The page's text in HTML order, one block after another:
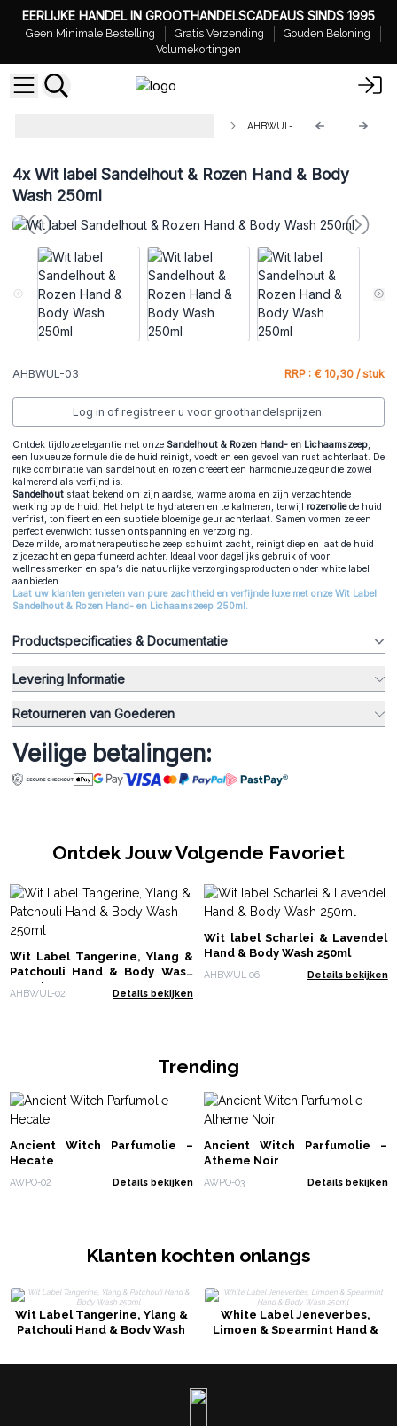
EERLIJKE HANDEL IN GROOTHANDELSCADEAUS SINDS 1995
Geen Minimale Bestelling Gratis Verzending
Gouden Beloning
Volumekortingen
AHBWUL-03
4xWit label Sandelhout & Rozen Hand & Body
Wash 250ml
AHBWUL-03 RRP : € 10,30 / stuk
Log in of registreer u voor groothandelsprijzen.
Ontdek tijdloze elegantie met onze Sandelhout & Rozen Hand- en Lichaamszeep,
een luxueuze formule die de huid reinigt, voedt en een gevoel van rust achterlaat. De
rijke combinatie van sandelhout en rozen creëert een harmonieuze geur die zowel
kalmerend als verfijnd is.
Sandelhout staat bekend om zijn aardse, warme aroma en zijn verzachtende
werking op de huid. Het helpt te hydrateren en te kalmeren, terwijl rozenoliede huid
verfrist, tonifieert en een subtiele bloemige geur achterlaat. Samen vormen ze een
perfect evenwicht tussen ontspanning en verzorging.
Deze milde, aromatherapeutische zeep schuimt zacht, reinigt diep en laat de huid
zijdezacht en geparfumeerd achter. Ideaal voor dagelijks gebruik of voor
wellnessmerken en spa’s die natuurlijke verzorgingsproducten onder white label
aanbieden.
Laat uw klanten genieten van pure zachtheid en verfijnde luxe met onze Wit Label
Sandelhout & Rozen Hand- en Lichaamszeep 250ml.
Productspecificaties & Documentatie
Levering Informatie
Retourneren van Goederen
Veilige betalingen:
Ontdek Jouw Volgende Favoriet
Wit Label Tangerine, Ylang &
Patchouli Hand & Body Wash
250ml
AHBWUL-02 Details bekijken
Wit label Scharlei & Lavendel
Hand & Body Wash 250ml
AHBWUL-06 Details bekijken
Trending
Ancient Witch Parfumolie –
Hecate
AWPO-02 Details bekijken
Ancient Witch Parfumolie –
Atheme Noir
AWPO-03 Details bekijken
Klanten kochten onlangs
Wit Label Tangerine, Ylang &
Patchouli Hand & Body Wash
White Label Jeneverbes,
Limoen & Spearmint Hand &